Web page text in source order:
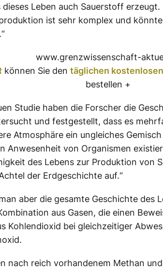
dieses Leben auch Sauerstoff
ist sehr komplex und
www.grenzwissenschaft-
können Sie den täglichen
bestellen +
Studie haben die Forscher die
und festgestellt, dass es
Atmosphäre ein ungleiches
Anwesenheit von Organismen
des Lebens zur Produktion von
der Erdgeschichte auf.“
aber die gesamte Geschichte des
aus Gasen, die einen
Kohlendioxid bei gleichzeitiger
nach reich vorhandenem Methan